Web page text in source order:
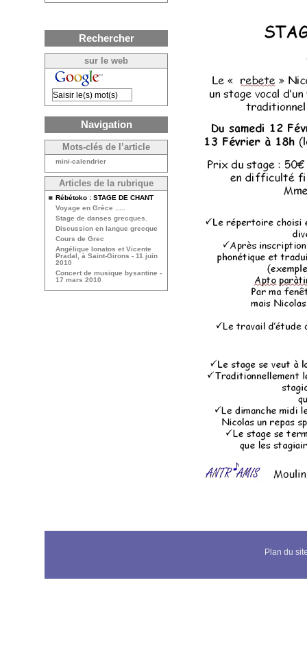
Rechercher
sur le web
Navigation
Mots-clés de l’article
mini-calendrier
Articles de la rubrique
Rébétoko : STAGE DE CHANT
Voyage en Grèce .....
Stage de danses grecques.
Discussion en langue grecque
Cours de Grec
Angélique Ionatos et Vicente
Pradal, à Saint-Girons - 11 juin
2010
Concert de musique bysantine -
17 mars 2010
Plan du